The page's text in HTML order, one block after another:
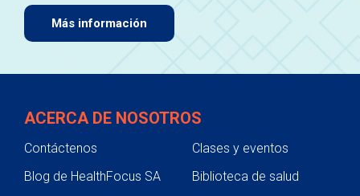
Más información
ACERCA DE NOSOTROS
Contáctenos
Clases y eventos
Blog de HealthFocus SA
Biblioteca de salud